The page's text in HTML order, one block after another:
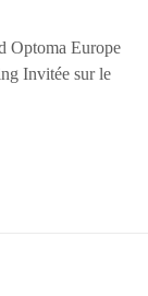
Optoma Europe
Invitée sur le